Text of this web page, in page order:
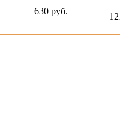
630 руб.